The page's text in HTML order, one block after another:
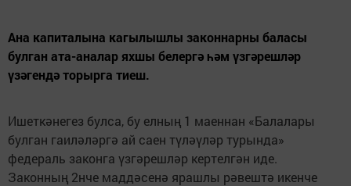
Ана капиталына кагылышлы законнарны баласы
булган ата-аналар яхшы белергә һәм үзгәрешләр
үзәгендә торырга тиеш.
Ишеткәнегез булса, бу елның 1 маеннан «Балалары
булган гаиләләргә ай саен түләүләр турында»
федераль законга үзгәреш­ләр кертелгән иде.
Законның 2нче маддәсенә ярашлы рәвештә икенче